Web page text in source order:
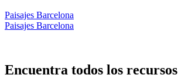
Paisajes Barcelona
Paisajes Barcelona
Encuentra todos los recursos